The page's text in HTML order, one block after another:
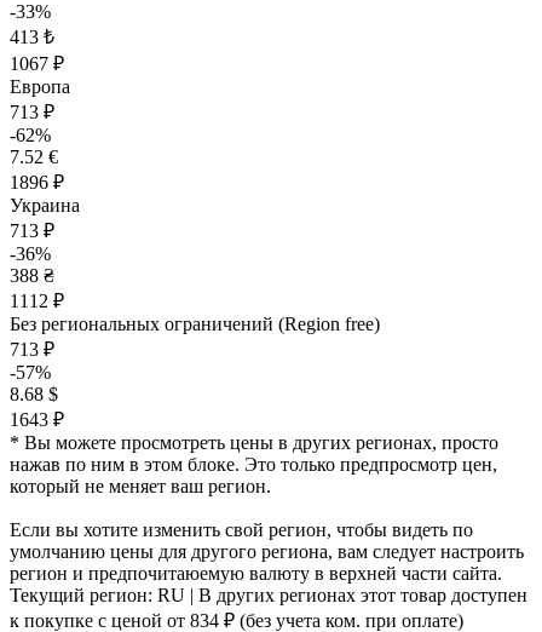
-33%
413 ₺
1067 ₽
Европа
713 ₽
-62%
7.52 €
1896 ₽
Украина
713 ₽
-36%
388 ₴
1112 ₽
Без региональных ограничений (Region free)
713 ₽
-57%
8.68 $
1643 ₽
* Вы можете просмотреть цены в других регионах, просто
нажав по ним в этом блоке. Это только предпросмотр цен,
который не меняет ваш регион.
Если вы хотите изменить свой регион, чтобы видеть по
умолчанию цены для другого региона, вам следует настроить
регион и предпочитаюемую валюту в верхней части сайта.
Текущий регион: RU | В других регионах этот товар доступен
к покупке с ценой от 834 ₽ (без учета ком. при оплате)